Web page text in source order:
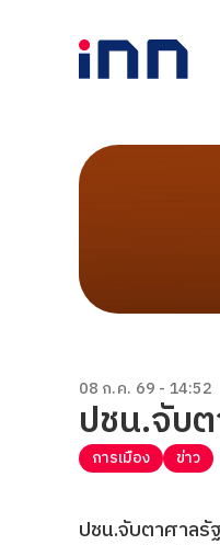
08 ก.ค. 69 - 14:52
ปชน.จับ
การเมือง ข่าว
ปชน.จับตาศาลรั